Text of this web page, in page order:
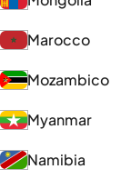
Marocco
Mozambico
Myanmar
Namibia